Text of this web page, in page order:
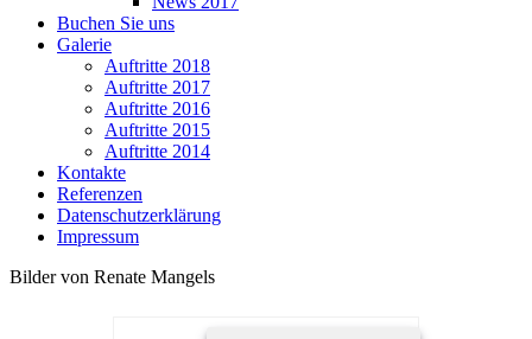
Buchen Sie uns
Galerie
Auftritte 2018
Auftritte 2017
Auftritte 2016
Auftritte 2015
Auftritte 2014
Kontakte
Referenzen
Datenschutzerklärung
Impressum
Bilder von Renate Mangels